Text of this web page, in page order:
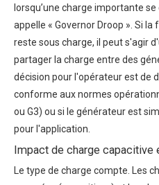
lorsqu’une charge importante
appelle « Governor Droop ». Si
reste sous charge, il peut s'agir
partager la charge entre des
décision pour l'opérateur est de
conforme aux normes
ou G3) ou si le générateur est
pour l'application.
Impact de charge capacitive
Le type de charge compte. Les